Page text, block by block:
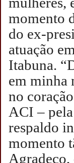
momento
do ex-
atuação
Itabuna.
em minha
no
ACI –
respaldo
momento
Agradeço,